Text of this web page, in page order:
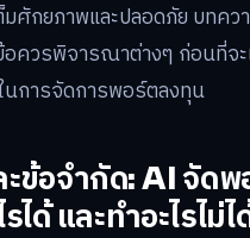
มศักยภาพและปลอดภัย บทคว
อควรพิจารณาต่างๆ ก่อนที่จะ
นการจัดการพอร์ตลงทุน
ข้อจำกัด: AI จัดพ
ได้ และทำอะไรไม่ไ